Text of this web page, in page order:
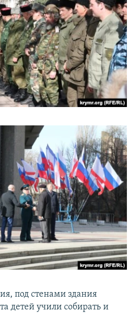
под стенами здания
детей учили собирать и